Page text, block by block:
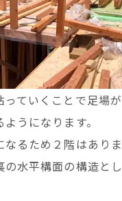
ていくことで足場
うになります。
なるため２階はあり
の水平構面の構造と